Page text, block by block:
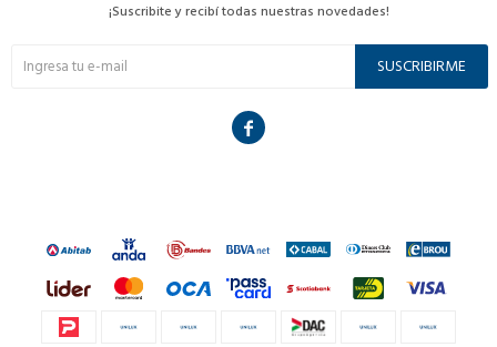
¡Suscribite y recibí todas nuestras novedades!
SUSCRIBIRME
